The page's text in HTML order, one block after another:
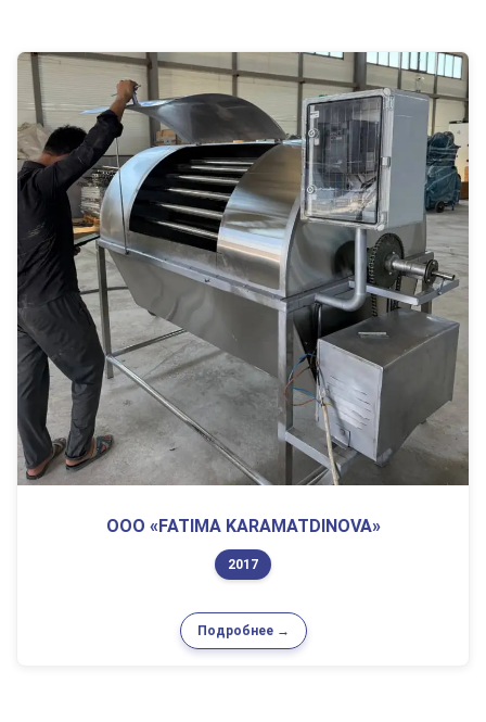
ООО «FATIMA KARAMATDINOVA»
2017
Подробнее →